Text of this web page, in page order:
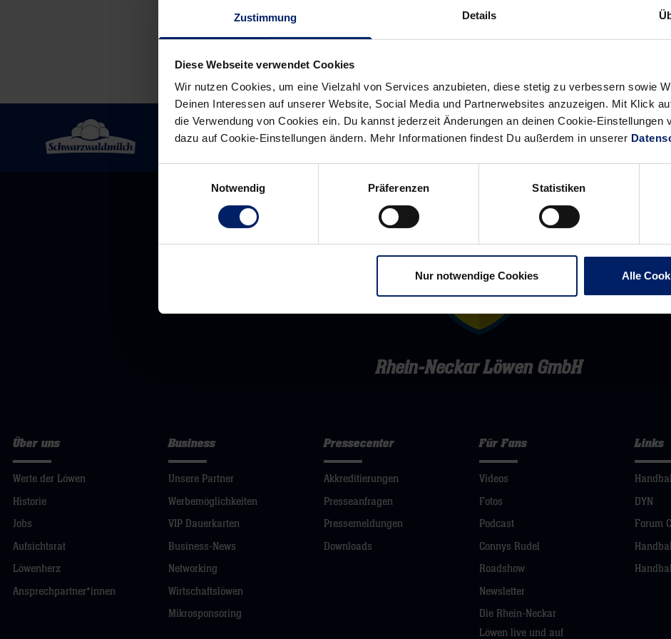
Zustimmung Details
Diese Webseite verwendet Cookies
Wir nutzen Cookies, um eine Vielzahl von Services anzubieten, diese stetig zu verbessern sowie
Deinen Interessen auf unserer Website, Social Media und Partnerwebsites anzuzeigen. Mit Klick
die Verwendung von Cookies ein. Du kannst jederzeit Änderungen an deinen Cookie-Einstellungen
dazu auf Cookie-Einstellungen ändern. Mehr Informationen findest Du außerdem in unserer
Notwendig
Präferenzen Statistiken
Nur notwendige Cookies Alle
bei
der
Heim-
EM
machen“
Rhein-Neckar Löwen GmbH
Über uns
Werte der Löwen
Historie
Jobs
Aufsichtsrat
Löwenherz
Ansprechpartner*innen
Business
Unsere Partner
Werbemöglichkeiten
VIP Dauerkarten
Business-News
Networking
Wirtschaftslöwen
Mikrosponsoring
Pressecenter
Akkreditierungen
Presseanfragen
Pressemeldungen
Downloads
Für Fans
Videos
Fotos
Podcast
Connys Rudel
Roadshow
Newsletter
Die Rhein-Neckar
Löwen live und auf
Links
DYN
Forum